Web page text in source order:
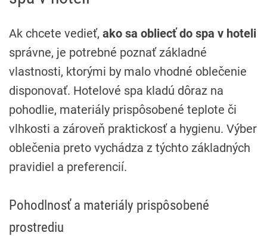
Ak chcete vedieť, ako sa obliecť do spa v hoteli
správne, je potrebné poznať základné
vlastnosti, ktorými by malo vhodné oblečenie
disponovať. Hotelové spa kladú dôraz na
pohodlie, materiály prispôsobené teplote či
vlhkosti a zároveň praktickosť a hygienu. Výber
oblečenia preto vychádza z týchto základných
pravidiel a preferencií.
Pohodlnosť a materiály prispôsobené
prostrediu